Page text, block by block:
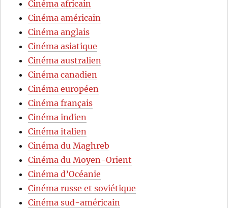
Cinéma africain
Cinéma américain
Cinéma anglais
Cinéma asiatique
Cinéma australien
Cinéma canadien
Cinéma européen
Cinéma français
Cinéma indien
Cinéma italien
Cinéma du Maghreb
Cinéma du Moyen-Orient
Cinéma d’Océanie
Cinéma russe et soviétique
Cinéma sud-américain